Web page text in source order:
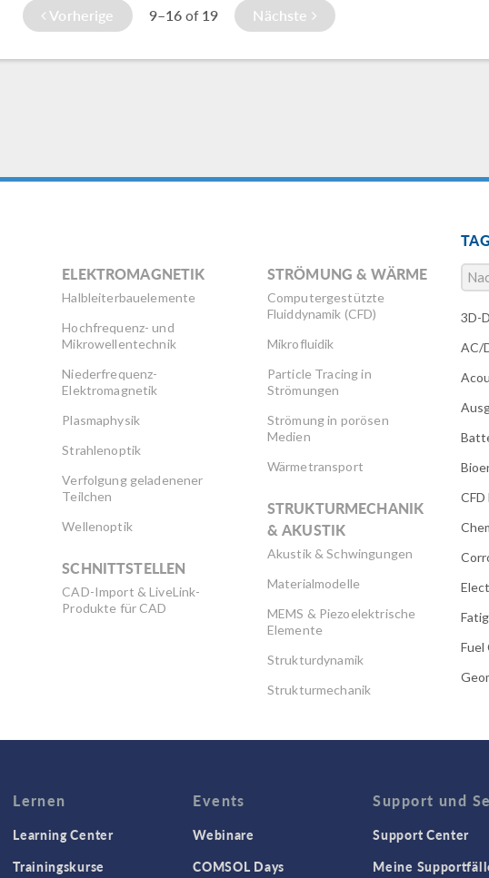
Vorherige 9–16 of 19 Nächste
ELEKTROMAGNETIK
Halbleiterbauelemente
Hochfrequenz- und
Mikrowellentechnik
Niederfrequenz-
Elektromagnetik
Plasmaphysik
Strahlenoptik
Verfolgung geladenener
Teilchen
Wellenoptik
SCHNITTSTELLEN
CAD-Import & LiveLink-
Produkte für CAD
STRÖMUNG & WÄRME
Computergestützte
Fluiddynamik (CFD)
Mikrofluidik
Particle Tracing in
Strömungen
Strömung in porösen
Medien
Wärmetransport
STRUKTURMECHANIK
& AKUSTIK
Akustik & Schwingungen
Materialmodelle
MEMS & Piezoelektrische
Elemente
Strukturdynamik
Strukturmechanik
3D-
AC/
Fuel
Lernen
Learning Center
Trainingskurse
Events
Webinare
COMSOL Days
Support und
Support Center
Meine